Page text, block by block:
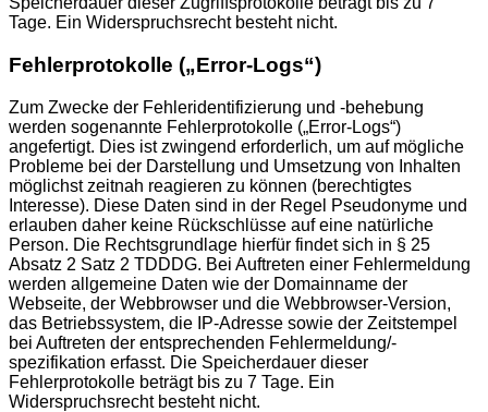
Tage. Ein Widerspruchsrecht besteht nicht.
Fehlerprotokolle („Error-Logs“)
Zum Zwecke der Fehleridentifizierung und -behebung
werden sogenannte Fehlerprotokolle („Error-Logs“)
angefertigt. Dies ist zwingend erforderlich, um auf mögliche
Probleme bei der Darstellung und Umsetzung von Inhalten
möglichst zeitnah reagieren zu können (berechtigtes
Interesse). Diese Daten sind in der Regel Pseudonyme und
erlauben daher keine Rückschlüsse auf eine natürliche
Person. Die Rechtsgrundlage hierfür findet sich in § 25
Absatz 2 Satz 2 TDDDG. Bei Auftreten einer Fehlermeldung
werden allgemeine Daten wie der Domainname der
Webseite, der Webbrowser und die Webbrowser-Version,
das Betriebssystem, die IP-Adresse sowie der Zeitstempel
bei Auftreten der entsprechenden Fehlermeldung/-
spezifikation erfasst. Die Speicherdauer dieser
Fehlerprotokolle beträgt bis zu 7 Tage. Ein
Widerspruchsrecht besteht nicht.